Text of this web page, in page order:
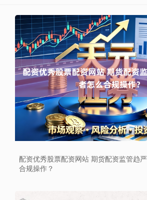
配资优秀股票配资网站 期货配资监管趋
合规操作？